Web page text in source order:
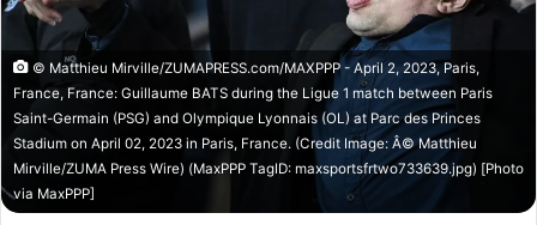
X
o
u
r
r
e
© Matthieu Mirville/ZUMAPRESS.com/MAXPPP - April 2, 2023, Paris,
France, France: Guillaume BATS during the Ligue 1 match between Paris
Saint-Germain (PSG) and Olympique Lyonnais (OL) at Parc des Princes
Stadium on April 02, 2023 in Paris, France. (Credit Image: Â© Matthieu
Mirville/ZUMA Press Wire) (MaxPPP TagID: maxsportsfrtwo733639.jpg) [Photo
via MaxPPP]